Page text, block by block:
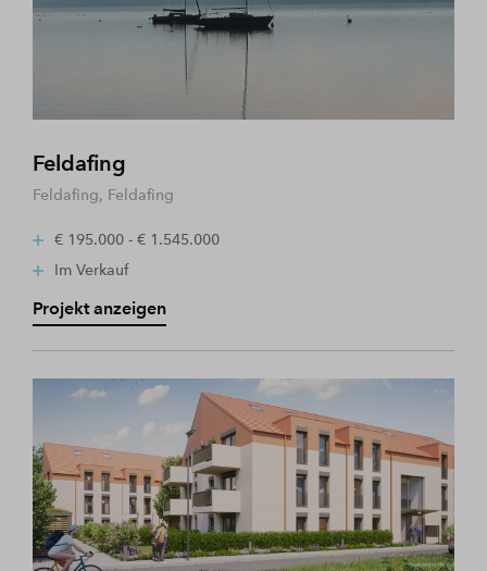
Feldafing
Feldafing, Feldafing
€ 195.000 - € 1.545.000
Im Verkauf
Projekt anzeigen